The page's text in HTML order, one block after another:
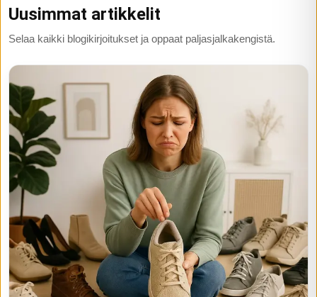
Uusimmat artikkelit
Selaa kaikki blogikirjoitukset ja oppaat paljasjalkakengistä.